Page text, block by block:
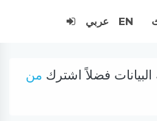
EN عربي
فضلاً اشترك من